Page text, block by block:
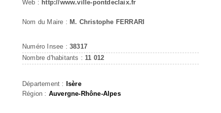
Web : http://www.ville-pontdeclaix.fr
Nom du Maire : M. Christophe FERRARI
Numéro Insee : 38317
Nombre d'habitants : 11 012
Département : Isère
Région : Auvergne-Rhône-Alpes